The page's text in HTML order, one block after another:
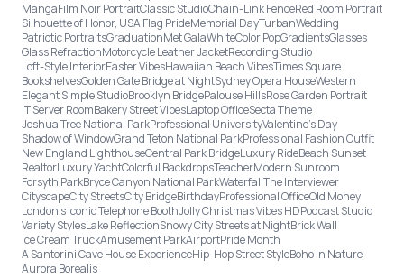
MangaFilm Noir PortraitClassic StudioChain-Link FenceRed Room Portrait
Silhouette of Honor, USA Flag PrideMemorial DayTurbanWedding
Patriotic PortraitsGraduationMet GalaWhiteColor PopGradientsGlasses
Glass RefractionMotorcycle Leather JacketRecording Studio
Loft-Style InteriorEaster VibesHawaiian Beach VibesTimes Square
BookshelvesGolden Gate Bridge at NightSydney Opera HouseWestern
Elegant Simple StudioBrooklyn BridgePalouse HillsRose Garden Portrait
IT Server RoomBakery Street VibesLaptop OfficeSecta Theme
Joshua Tree National ParkProfessional UniversityValentine's Day
Shadow of WindowGrand Teton National ParkProfessional Fashion Outfit
New England LighthouseCentral Park BridgeLuxury RideBeach Sunset
RealtorLuxury YachtColorful BackdropsTeacherModern Sunroom
Forsyth ParkBryce Canyon National ParkWaterfallThe Interviewer
CityscapeCity StreetsCity BridgeBirthdayProfessional OfficeOld Money
London’s Iconic Telephone BoothJolly Christmas Vibes HDPodcast Studio
Variety StylesLake ReflectionSnowy City Streets at NightBrick Wall
Ice Cream TruckAmusement ParkAirportPride Month
A Santorini Cave House ExperienceHip-Hop Street StyleBoho in Nature
Aurora Borealis